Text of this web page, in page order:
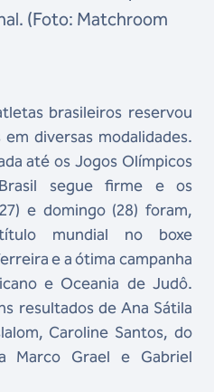
(Foto: Matchroom
brasileiros reservou
diversas modalidades.
até os Jogos Olímpicos
segue firme e os
e domingo (28) foram,
mundial no boxe
e a ótima campanha
e Oceania de Judô.
resultados de Ana Sátila
Caroline Santos, do
Marco Grael e Gabriel